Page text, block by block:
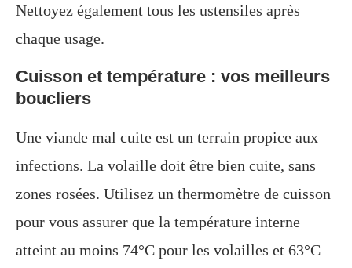
Nettoyez également tous les ustensiles après
chaque usage.
Cuisson et température : vos meilleurs
boucliers
Une viande mal cuite est un terrain propice aux
infections. La volaille doit être bien cuite, sans
zones rosées. Utilisez un thermomètre de cuisson
pour vous assurer que la température interne
atteint au moins 74°C pour les volailles et 63°C